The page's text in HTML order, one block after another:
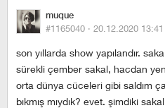
muque
#1165040 · 20.12.2020 13:41
son yıllarda show yapılandır.
sürekli çember sakal, hacdan
orta dünya cüceleri gibi saldım
bıkmış mıydık? evet. şimdiki